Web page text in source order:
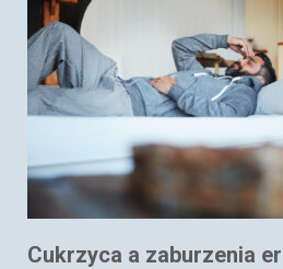
Cukrzyca a zaburzenia